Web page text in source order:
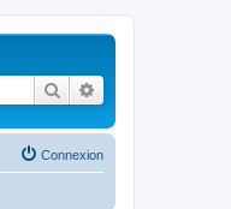
Rechercher
Connexion